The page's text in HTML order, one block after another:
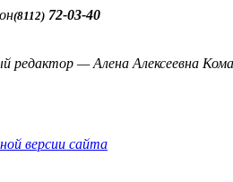
(8112) 72-03-40
редактор — Алена Алексеевна
версии сайта